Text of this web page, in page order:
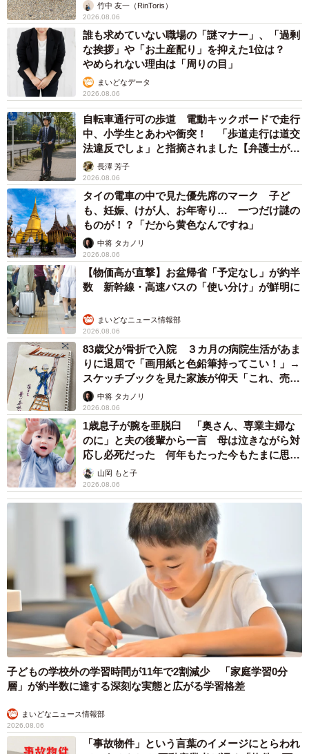
竹中 友一（RinToris）
2026.08.06
誰も求めていない職場の「謎マナー」、「過剰
な挨拶」や「お土産配り」を抑えた1位は？
やめられない理由は「周りの目」
まいどなデータ
2026.08.06
自転車通行可の歩道 電動キックボードで走行
中、小学生とあわや衝突！ 「歩道走行は道交
法違反でしょ」と指摘されました【弁護士が解
説】長澤 芳子
2026.08.06
タイの電車の中で見た優先席のマーク 子ど
も、妊娠、けが人、お年寄り… 一つだけ謎の
ものが！？「だから黄色なんですね」
中将 タカノリ
2026.08.06
【物価高が直撃】お盆帰省「予定なし」が約半
数 新幹線・高速バスの「使い分け」が鮮明に
まいどなニュース情報部
2026.08.06
83歳父が骨折で入院 ３カ月の病院生活があま
りに退屈で「画用紙と色鉛筆持ってこい！」→
スケッチブックを見た家族が仰天「これ、売れ
ますよ…」
中将 タカノリ
2026.08.06
1歳息子が腕を亜脱臼 「奥さん、専業主婦な
のに」と夫の後輩から一言 母は泣きながら対
応し必死だった 何年もたった今もたまに思い
出し…山岡 もと子
2026.08.06
子どもの学校外の学習時間が11年で2割減少 「家庭学習0分
層」が約半数に達する深刻な実態と広がる学習格差
まいどなニュース情報部
2026.08.06
「事故物件」という言葉のイメージにとらわれ